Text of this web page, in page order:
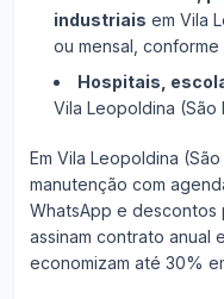
industriais em Vila
ou mensal, conforme
Hospitais,
Vila Leopoldina
Em Vila Leopoldina
manutenção com
WhatsApp e descontos
assinam contrato anual
economizam até 30%